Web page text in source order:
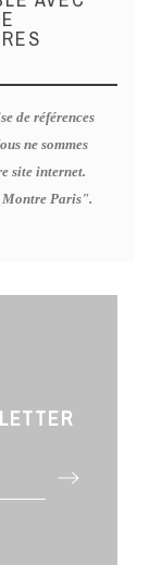
de références
ne sommes
site internet.
Montre Paris".